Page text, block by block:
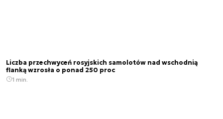
Liczba przechwyceń rosyjskich samolotów nad wschodnią
flanką wzrosła o ponad 250 proc
1 min.